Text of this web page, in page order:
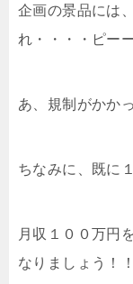
企画の景品には
れ・・・・ピー
あ、規制がかか
ちなみに、既に
月収１００万円
なりましょう！！